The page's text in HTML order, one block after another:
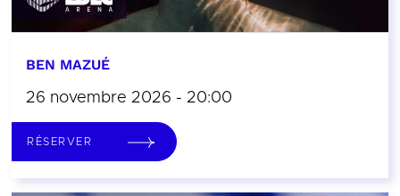
BEN MAZUÉ
26 novembre 2026 - 20:00
RÉSERVER